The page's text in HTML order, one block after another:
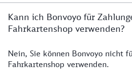
Kann ich Bonvoyo für
Fahrkartenshop verwenden?
Nein, Sie können Bonvoyo nicht
Fahrkartenshop verwenden.